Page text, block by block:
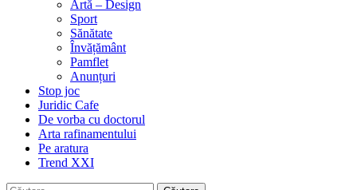
Artă – Design
Sport
Sănătate
Învățământ
Pamflet
Anunțuri
Stop joc
Juridic Cafe
De vorba cu doctorul
Arta rafinamentului
Pe aratura
Trend XXI